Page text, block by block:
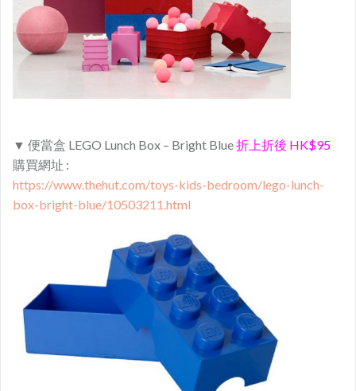
▼ 便當盒 LEGO Lunch Box – Bright Blue折上折後 HK$95
購買網址 :
https://www.thehut.com/toys-kids-bedroom/lego-lunch-
box-bright-blue/10503211.html